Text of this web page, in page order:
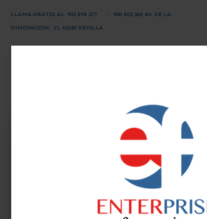
LLAMA GRATIS AL 902 898 277 - 900 802 262 AV. DE LA
INNOVACIÓN.. 11, 41020 SEVILLA
Programa-Contenido
1. ¿Qué es un plan de negocio?
¿Quieres formarte
mejorar tu perfil
Empieza hoy mismo. Te
mejor curso para